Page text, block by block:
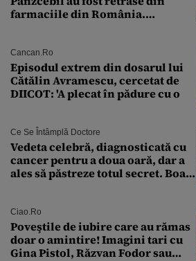
farmaciile din România.
Cancan.ro
Episodul extrem din dosarul lui
Cătălin Avramescu, cercetat de
DIICOT: 'A plecat în pădure cu o
Ce Se Întâmplă Doctore
Vedeta celebră, diagnosticată cu
cancer pentru a doua oară, dar a
ales să păstreze totul secret. Boala
Ciao.ro
Poveştile de iubire care au rămas
doar o amintire! Imagini tari cu
Gina Pistol, Răzvan Fodor sau